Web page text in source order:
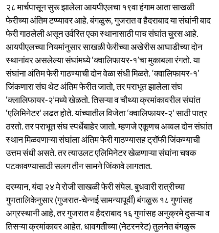
२८ मार्चपासून सुरू झालेला आयपीएलचा १९वा हंगाम आता साखळी
फेरीच्या अंतिम टप्प्यावर आहे. बंगळुरू, गुजरात व हैदराबाद या संघांनी बाद
फेरी गाठलेली असून उर्वरित एका स्थानासाठी पाच संघांत चुरस आहे.
आयपीएलच्या नियमांनुसार साखळी फेरीच्या अखेरीस आघाडीच्या दोन
स्थानांवर असलेल्या संघांमध्ये ‘क्वालिफायर-१’चा मुकाबला रंगतो. या
संघांना अंतिम फेरी गाठण्याची दोन वेळा संधी मिळते. ‘क्वालिफायर-१’
जिंकणारा संघ थेट अंतिम फेरीत जातो, तर पराभूत झालेला संघ
‘क्लालिफायर-२’मध्ये खेळतो. तिसऱ्या व चौथ्या क्रमांकावरील संघांत
‘एलिमिनेटर’ लढत होते. यांच्यातील विजेता ‘क्वालिफायर-२’ साठी पात्र
ठरतो. तर पराभूत संघ स्पर्धेबाहेर जातो. म्हणजे एकूणच अव्वल दोन संघांत
स्थान मिळवणाऱ्या संघांला अंतिम फेरी गाठण्यासह ट्रॉफी जिंकण्याची
उत्तम संधी असते. तर त्याउलट एलिमिनेटर खेळणाऱ्या संघांना चषक
पटकावण्यासाठी सलग तीन सामने जिंकावे लागतात.
दरम्यान, यंदा २४ मे रोजी साखळी फेरी संपेल. बुधवारी रात्रीच्या
गुणतालिकेनुसार (गुजरात-चेन्नई सामन्यापूर्वी) बंगळुरू १८ गुणांसह
अग्रस्थानी आहे, तर गुजरात व हैदराबाद १६ गुणांसह अनुक्रमे दुसऱ्या व
तिसऱ्या क्रमांकावर आहेत. धावगतीच्या (नेटरनरेट) तुलनेत बंगळुरू